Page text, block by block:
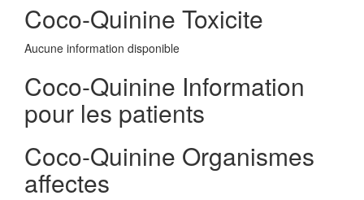
Coco-Quinine Toxicite
Aucune information disponible
Coco-Quinine Information
pour les patients
Coco-Quinine Organismes
affectes